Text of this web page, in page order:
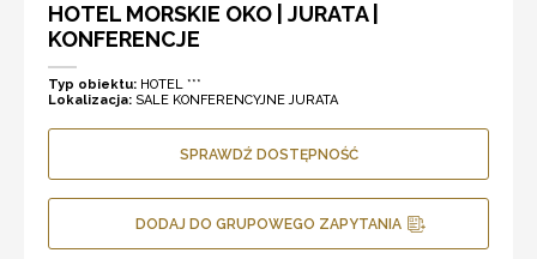
HOTEL MORSKIE OKO | JURATA |
KONFERENCJE
Typ obiektu: HOTEL ***
Lokalizacja: SALE KONFERENCYJNE JURATA
SPRAWDŹ DOSTĘPNOŚĆ
DODAJ DO GRUPOWEGO ZAPYTANIA